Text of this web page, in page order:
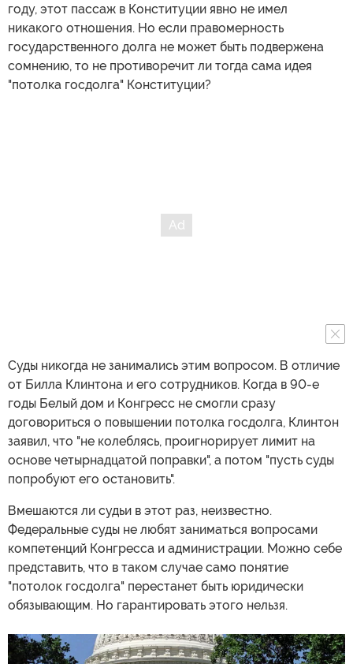
году, этот пассаж в Конституции явно не имел
никакого отношения. Но если правомерность
государственного долга не может быть подвержена
сомнению, то не противоречит ли тогда сама идея
"потолка госдолга" Конституции?
Суды никогда не занимались этим вопросом. В отличие
от Билла Клинтона и его сотрудников. Когда в 90-е
годы Белый дом и Конгресс не смогли сразу
договориться о повышении потолка госдолга, Клинтон
заявил, что "не колеблясь, проигнорирует лимит на
основе четырнадцатой поправки", а потом "пусть суды
попробуют его остановить".
Вмешаются ли судьи в этот раз, неизвестно.
Федеральные суды не любят заниматься вопросами
компетенций Конгресса и администрации. Можно себе
представить, что в таком случае само понятие
"потолок госдолга" перестанет быть юридически
обязывающим. Но гарантировать этого нельзя.